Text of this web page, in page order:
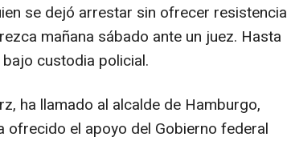
se dejó arrestar sin ofrecer resistencia
mañana sábado ante un juez. Hasta
custodia policial.
ha llamado al alcalde de Hamburgo,
ofrecido el apoyo del Gobierno federal